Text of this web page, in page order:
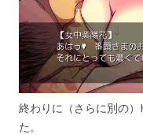
終わりに（さらに別の
た。